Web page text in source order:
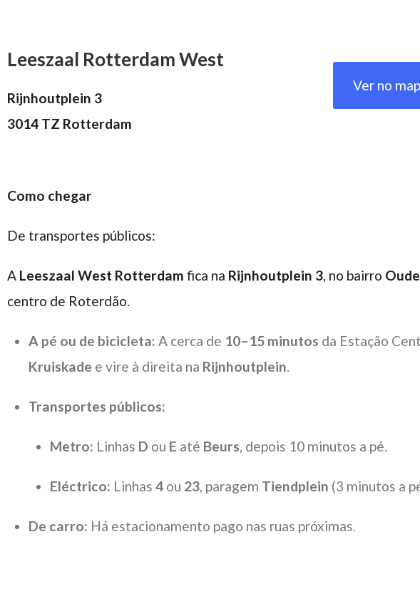
Leeszaal Rotterdam West
Rijnhoutplein 3
3014 TZ Rotterdam
Ver no
Como chegar
De transportes públicos:
A Leeszaal West Rotterdam fica na Rijnhoutplein 3, no bairro
centro de Roterdão.
A pé ou de bicicleta: A cerca de 10–15 minutos da Estação
Kruiskade e vire à direita na Rijnhoutplein.
Transportes públicos:
Metro: Linhas D ou E até Beurs, depois 10 minutos a pé.
Eléctrico: Linhas 4ou 23, paragem Tiendplein (3 minutos a
De carro: Há estacionamento pago nas ruas próximas.